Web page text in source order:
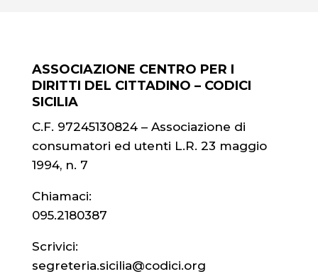
ASSOCIAZIONE CENTRO PER I
DIRITTI DEL CITTADINO – CODICI
SICILIA
C.F. 97245130824 – Associazione di
consumatori ed utenti L.R. 23 maggio
1994, n. 7
Chiamaci:
095.2180387
Scrivici:
segreteria.sicilia@codici.org